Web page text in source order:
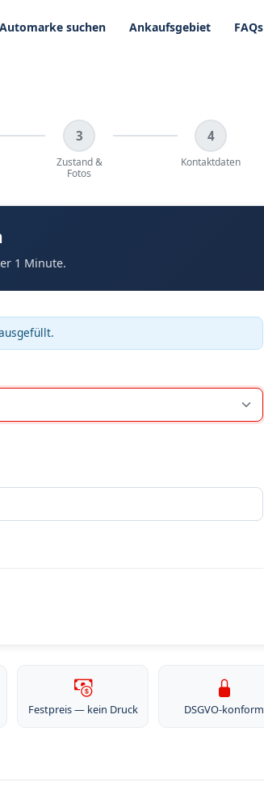
suchen Ankaufsgebiet FAQs
3
Zustand &
Fotos
4
Kontaktdaten
1 Minute.
Festpreis — kein Druck DSGVO-konform